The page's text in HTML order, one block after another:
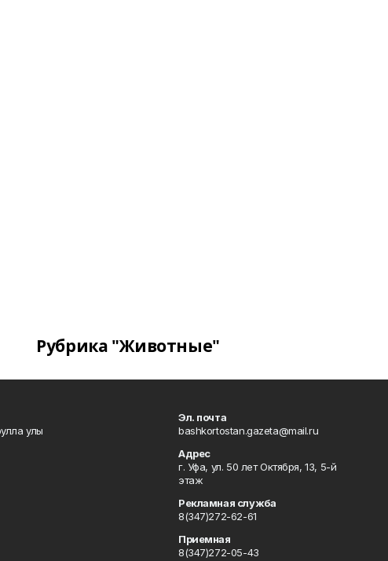
Рубрика "Животные"
улы
Эл. почта
bashkortostan.gazeta@mail.ru
Адрес
г. Уфа, ул. 50 лет Октября, 13, 5-й
этаж
Рекламная служба
8(347)272-62-61
Приемная
8(347)272-05-43